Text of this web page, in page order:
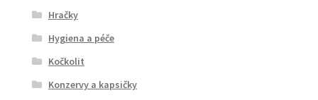
Hračky
Hygiena a péče
Kočkolit
Konzervy a kapsičky